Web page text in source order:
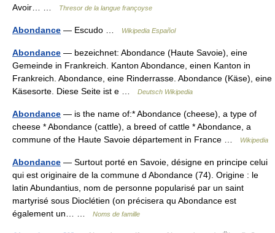
Avoir… …
Thresor de la langue françoyse
Abondance — Escudo … Wikipedia Español
Abondance — bezeichnet: Abondance (Haute Savoie), eine
Gemeinde in Frankreich. Kanton Abondance, einen Kanton in
Frankreich. Abondance, eine Rinderrasse. Abondance (Käse), eine
Käsesorte. Diese Seite ist e …
Deutsch Wikipedia
Abondance — is the name of:* Abondance (cheese), a type of
cheese * Abondance (cattle), a breed of cattle * Abondance, a
commune of the Haute Savoie département in France …
Wikipedia
Abondance — Surtout porté en Savoie, désigne en principe celui
qui est originaire de la commune d Abondance (74). Origine : le
latin Abundantius, nom de personne popularisé par un saint
martyrisé sous Dioclétien (on précisera qu Abondance est
également un… …
Noms de famille